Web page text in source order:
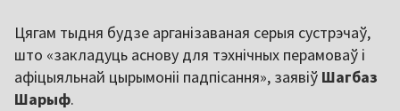
Цягам тыдня будзе арганізаваная серыя сустрэчаў,
што «закладуць аснову для тэхнічных перамоваў і
афіцыяльнай цырымоніі падпісання», заявіў Шагбаз
Шарыф.